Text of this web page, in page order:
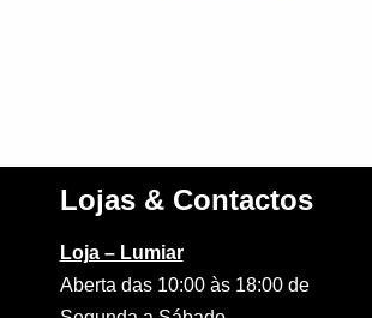
Lojas & Contactos
Loja – Lumiar
Aberta das 10:00 às 18:00 de